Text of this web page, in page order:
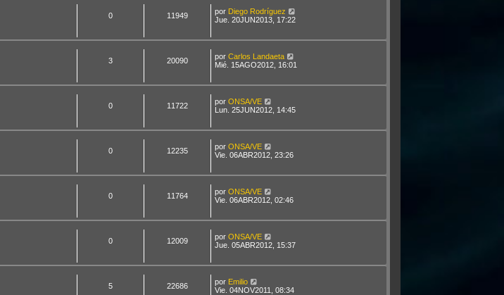
0 11949 por Diego Rodríguez
Jue. 20JUN2013, 17:22
3 20090 por Carlos Landaeta
Mié. 15AGO2012, 16:01
0 11722 por ONSA/VE
Lun. 25JUN2012, 14:45
0 12235 por ONSA/VE
Vie. 06ABR2012, 23:26
0 11764 por ONSA/VE
Vie. 06ABR2012, 02:46
0 12009 por ONSA/VE
Jue. 05ABR2012, 15:37
5 22686 por Emilio
Vie. 04NOV2011, 08:34